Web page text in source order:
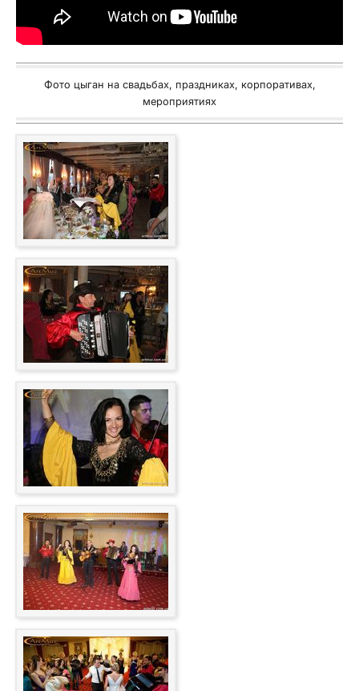
Фото цыган на свадьбах, праздниках, корпоративах,
мероприятиях